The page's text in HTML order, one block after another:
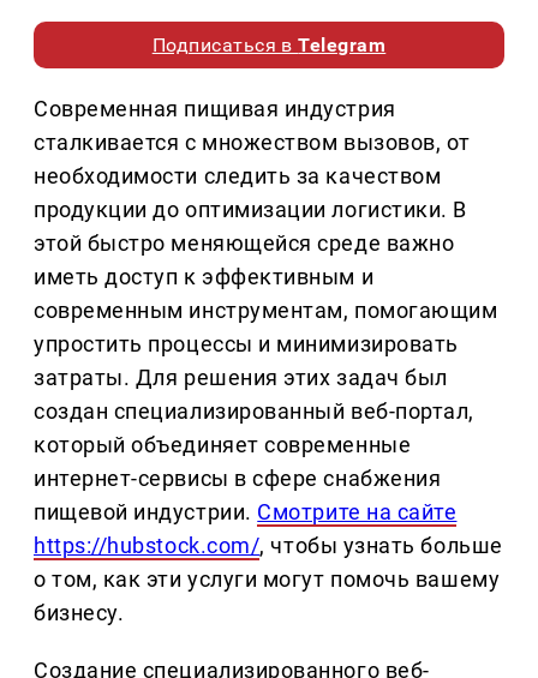
Подписаться вTelegram
Современная пищивая индустрия
сталкивается с множеством вызовов, от
необходимости следить за качеством
продукции до оптимизации логистики. В
этой быстро меняющейся среде важно
иметь доступ к эффективным и
современным инструментам, помогающим
упростить процессы и минимизировать
затраты. Для решения этих задач был
создан специализированный веб-портал,
который объединяет современные
интернет-сервисы в сфере снабжения
пищевой индустрии. Смотрите на сайте
https://hubstock.com/, чтобы узнать больше
о том, как эти услуги могут помочь вашему
бизнесу.
Создание специализированного веб-